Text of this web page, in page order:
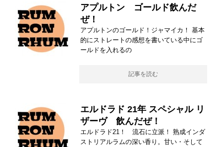
アプルトン ゴールド飲んだ
ぜ！
アプルトンのゴールド！ジャマイカ！ 基本
的にストレートの感想を書いている中にゴ
ールドを入れるの
記事を読む
エルドラド 21年 スペシャル リ
ザーヴ 飲んだぜ！
エルドラド21！ 流石に立派！ 熟成インダ
ストリアルラムの深い香り。甘い・そして